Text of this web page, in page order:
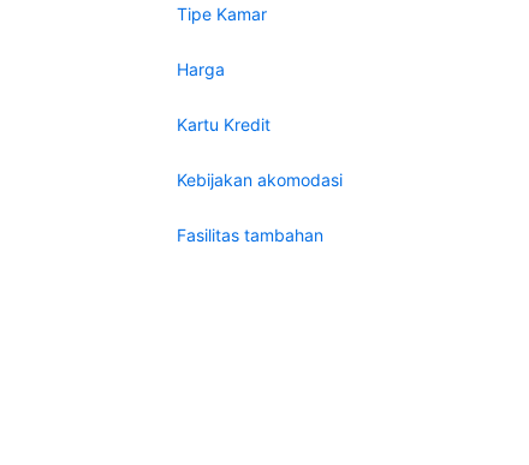
Tipe Kamar
Harga
Kartu Kredit
Kebijakan akomodasi
Fasilitas tambahan